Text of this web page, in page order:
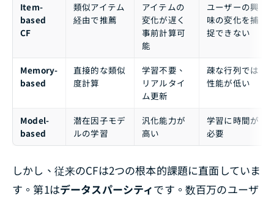
Item-
based
CF
類似アイテム
経由で推薦
アイテムの
変化が遅く
事前計算可
能
ユーザーの興
味の変化を捕
捉できない
Memory-
based
直接的な類似
度計算
学習不要、
リアルタイ
ム更新
疎な行列では
性能が低い
Model-
based
潜在因子モデ
ルの学習
汎化能力が
高い
学習に時間が
必要
しかし、従来のCFは2つの根本的課題に直面していま
す。第1はデータスパーシティです。数百万のユーザ